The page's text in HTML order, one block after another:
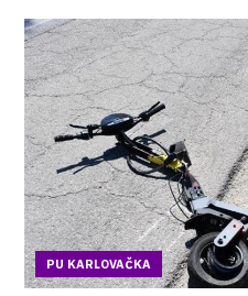
PU KARLOVAČKA